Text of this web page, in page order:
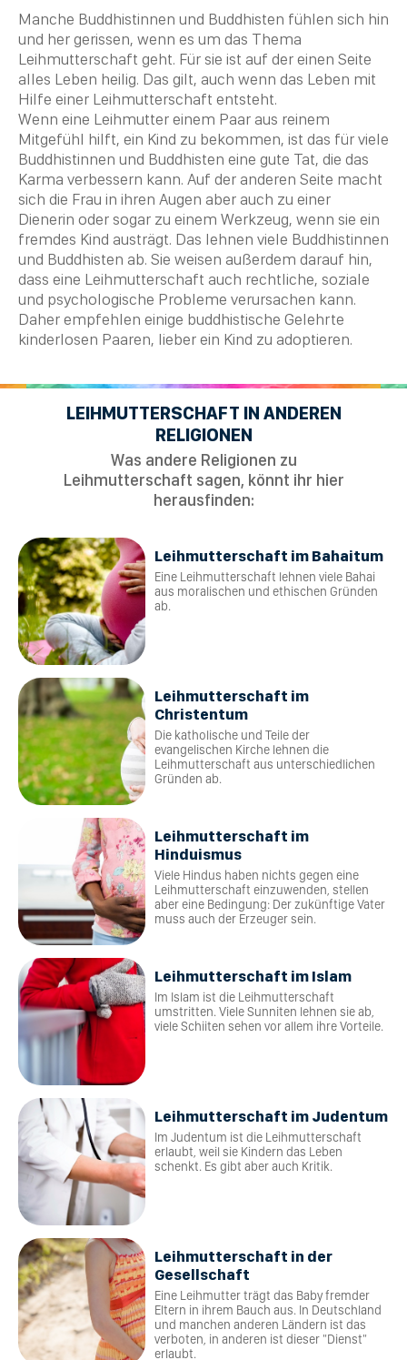
Manche Buddhistinnen und Buddhisten fühlen sich hin
und her gerissen, wenn es um das Thema
Leihmutterschaft geht. Für sie ist auf der einen Seite
alles Leben heilig. Das gilt, auch wenn das Leben mit
Hilfe einer Leihmutterschaft entsteht.
Wenn eine Leihmutter einem Paar aus reinem
Mitgefühl hilft, ein Kind zu bekommen, ist das für viele
Buddhistinnen und Buddhisten eine gute Tat, die das
Karma verbessern kann. Auf der anderen Seite macht
sich die Frau in ihren Augen aber auch zu einer
Dienerin oder sogar zu einem Werkzeug, wenn sie ein
fremdes Kind austrägt. Das lehnen viele Buddhistinnen
und Buddhisten ab. Sie weisen außerdem darauf hin,
dass eine Leihmutterschaft auch rechtliche, soziale
und psychologische Probleme verursachen kann.
Daher empfehlen einige buddhistische Gelehrte
kinderlosen Paaren, lieber ein Kind zu adoptieren.
LEIHMUTTERSCHAFT IN ANDEREN
RELIGIONEN
Was andere Religionen zu
Leihmutterschaft sagen, könnt ihr hier
herausfinden:
Leihmutterschaft im Bahaitum
Eine Leihmutterschaft lehnen viele Bahai
aus moralischen und ethischen Gründen
ab.
Leihmutterschaft im
Christentum
Die katholische und Teile der
evangelischen Kirche lehnen die
Leihmutterschaft aus unterschiedlichen
Gründen ab.
Leihmutterschaft im
Hinduismus
Viele Hindus haben nichts gegen eine
Leihmutterschaft einzuwenden, stellen
aber eine Bedingung: Der zukünftige Vater
muss auch der Erzeuger sein.
Leihmutterschaft im Islam
Im Islam ist die Leihmutterschaft
umstritten. Viele Sunniten lehnen sie ab,
viele Schiiten sehen vor allem ihre Vorteile.
Leihmutterschaft im Judentum
Im Judentum ist die Leihmutterschaft
erlaubt, weil sie Kindern das Leben
schenkt. Es gibt aber auch Kritik.
Leihmutterschaft in der
Gesellschaft
Eine Leihmutter trägt das Baby fremder
Eltern in ihrem Bauch aus. In Deutschland
und manchen anderen Ländern ist das
verboten, in anderen ist dieser "Dienst"
erlaubt.